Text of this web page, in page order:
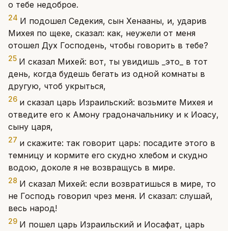
о тебе недоброе.
24 И подошел Седекия, сын Хенааны, и, ударив
Михея по щеке, сказал: как, неужели от меня
отошел Дух Господень, чтобы говорить в тебе?
25 И сказал Михей: вот, ты увидишь _это_ в тот
день, когда будешь бегать из одной комнаты в
другую, чтоб укрыться,
26 и сказал царь Израильский: возьмите Михея и
отведите его к Амону градоначальнику и к Иоасу,
сыну царя,
27 и скажите: так говорит царь: посадите этого в
темницу и кормите его скудно хлебом и скудно
водою, доколе я не возвращусь в мире.
28 И сказал Михей: если возвратишься в мире, то
не Господь говорил чрез меня. И сказал: слушай,
весь народ!
29 И пошел царь Израильский и Иосафат, царь